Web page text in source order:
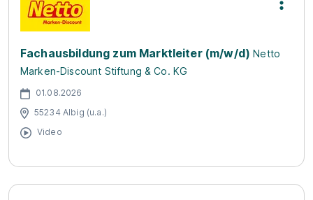
Fachausbildung zum Marktleiter (m/w/d) Netto
Marken-Discount Stiftung & Co. KG
01.08.2026
55234 Albig (u.a.)
Video